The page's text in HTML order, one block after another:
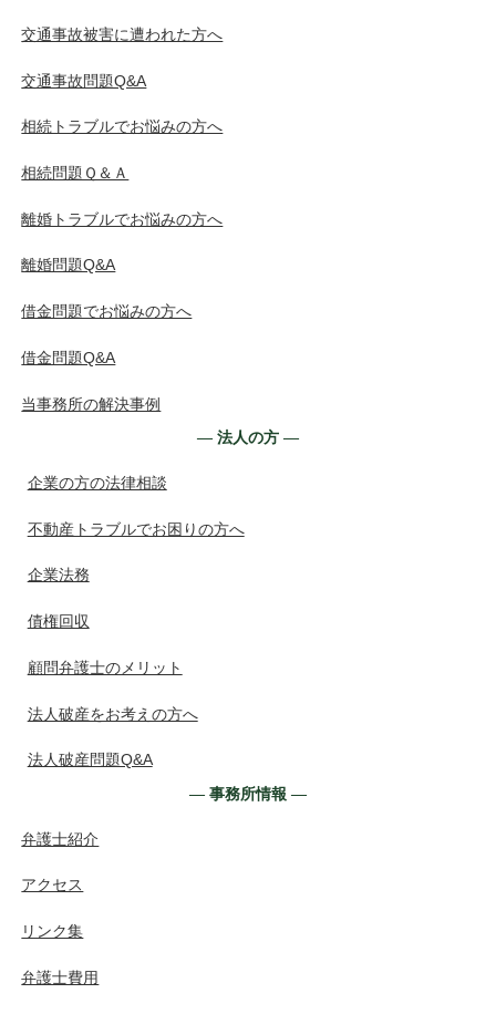
交通事故被害に遭われた方へ
交通事故問題Q&A
相続トラブルでお悩みの方へ
相続問題Ｑ＆Ａ
離婚トラブルでお悩みの方へ
離婚問題Q&A
借金問題でお悩みの方へ
借金問題Q&A
当事務所の解決事例
― 法人の方 ―
企業の方の法律相談
不動産トラブルでお困りの方へ
企業法務
債権回収
顧問弁護士のメリット
法人破産をお考えの方へ
法人破産問題Q&A
― 事務所情報 ―
弁護士紹介
アクセス
リンク集
弁護士費用